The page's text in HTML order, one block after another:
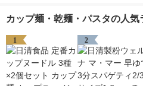
カップ麺・乾麺・パスタの人気
1 2